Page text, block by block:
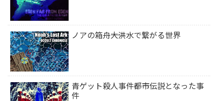
ノアの箱舟――大洪水で繋がる世界
青ゲット殺人事件――都市伝説となった事
件